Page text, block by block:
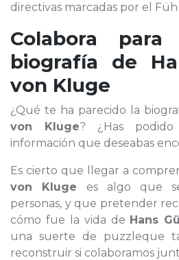
directivas marcadas por el
Colabora
biografía de
von Kluge
¿Qué te ha parecido la
von Kluge? ¿Has
información que deseabas
Es cierto que llegar a
von Kluge es algo que
personas, y que pretender
cómo fue la vida de Hans
una suerte de puzzleque
reconstruir si colaboramos